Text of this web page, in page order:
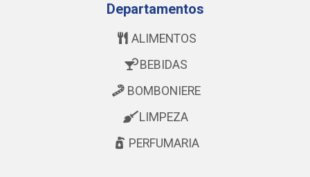
Departamentos
ALIMENTOS
BEBIDAS
BOMBONIERE
LIMPEZA
PERFUMARIA